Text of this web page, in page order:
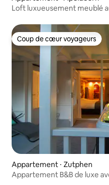
Loft luxueusement meublé
Coup de cœur voyageurs
Coup de cœur voyageurs
Appartement ⋅ Zutphen
Appartement B&B de luxe